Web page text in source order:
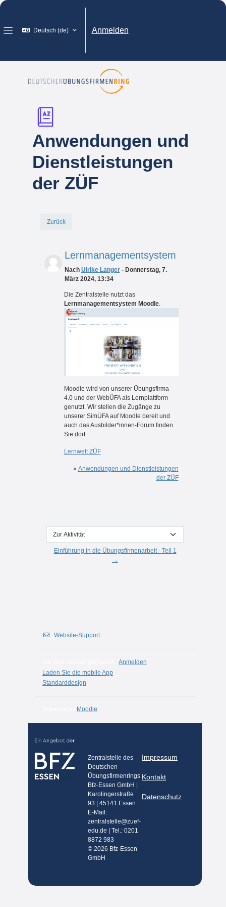
Zum Hauptinhalt
Deutsch ‎(de)‎ Anmelden
Anwendungen und
Dienstleistungen
der ZÜF
Zurück
Lernmanagementsystem
Nach Ulrike Langer- Donnerstag, 7.
März 2024, 13:34
Die Zentralstelle nutzt das
Lernmanagementsystem Moodle.
Moodle wird von unserer Übungsfirma
4.0 und der WebÜFA als Lernplattform
genutzt. Wir stellen die Zugänge zu
unserer SimÜFA auf Moodle bereit und
auch das Ausbilder*innen-Forum finden
Sie dort.
Lernwelt ZÜF
» Anwendungen und Dienstleistungen
der ZÜF
Zur Aktivität
Einführung in die Übungsfirmenarbeit - Teil 1
→
Website-Support
Anmelden
Laden Sie die mobile App
Standarddesign
Moodle
Zentralstelle des
Deutschen
Übungsfirmenrings
Bfz-Essen GmbH |
Karolingerstraße
93 | 45141 Essen
E-Mail:
zentralstelle@zuef-
edu.de | Tel.: 0201
8872 983
© 2026 Bfz-Essen
GmbH
Impressum
Kontakt
Datenschutz